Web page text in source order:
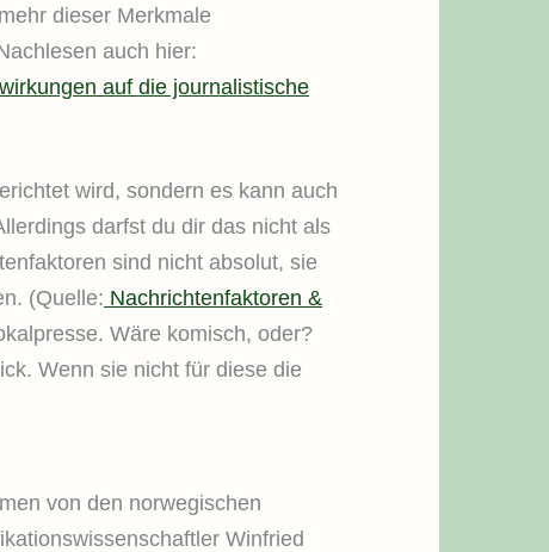
dieser Merkmale
auch hier:
auf die journalistische
wird, sondern es kann auch
darfst du dir das nicht als
sind nicht absolut, sie
(Quelle: Nachrichtenfaktoren &
Wäre komisch, oder?
Wenn sie nicht für diese die
von den norwegischen
Winfried